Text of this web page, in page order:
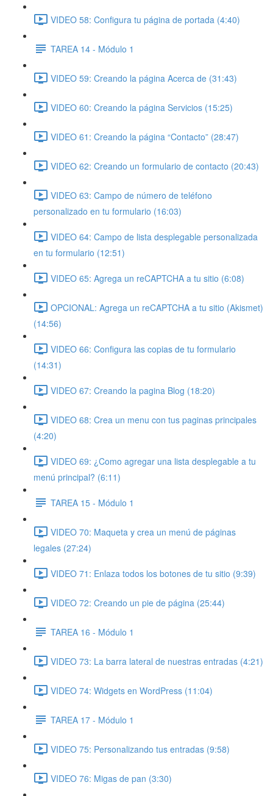
VIDEO 58: Configura tu página de portada (4:40)
TAREA 14 - Módulo 1
VIDEO 59: Creando la página Acerca de (31:43)
VIDEO 60: Creando la página Servicios (15:25)
VIDEO 61: Creando la página “Contacto” (28:47)
VIDEO 62: Creando un formulario de contacto (20:43)
VIDEO 63: Campo de número de teléfono
personalizado en tu formulario (16:03)
VIDEO 64: Campo de lista desplegable personalizada
en tu formulario (12:51)
VIDEO 65: Agrega un reCAPTCHA a tu sitio (6:08)
OPCIONAL: Agrega un reCAPTCHA a tu sitio (Akismet)
(14:56)
VIDEO 66: Configura las copias de tu formulario
(14:31)
VIDEO 67: Creando la pagina Blog (18:20)
VIDEO 68: Crea un menu con tus paginas principales
(4:20)
VIDEO 69: ¿Como agregar una lista desplegable a tu
menú principal? (6:11)
TAREA 15 - Módulo 1
VIDEO 70: Maqueta y crea un menú de páginas
legales (27:24)
VIDEO 71: Enlaza todos los botones de tu sitio (9:39)
VIDEO 72: Creando un pie de página (25:44)
TAREA 16 - Módulo 1
VIDEO 73: La barra lateral de nuestras entradas (4:21)
VIDEO 74: Widgets en WordPress (11:04)
TAREA 17 - Módulo 1
VIDEO 75: Personalizando tus entradas (9:58)
VIDEO 76: Migas de pan (3:30)